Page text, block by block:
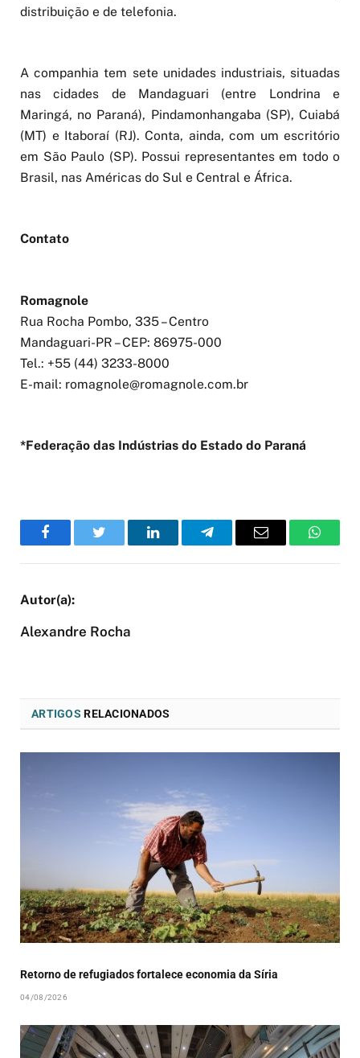
distribuição e de telefonia.
A companhia tem sete unidades industriais, situadas
nas cidades de Mandaguari (entre Londrina e
Maringá, no Paraná), Pindamonhangaba (SP), Cuiabá
(MT) e Itaboraí (RJ). Conta, ainda, com um escritório
em São Paulo (SP). Possui representantes em todo o
Brasil, nas Américas do Sul e Central e África.
Contato
Romagnole
Rua Rocha Pombo, 335 – Centro
Mandaguari-PR – CEP: 86975-000
Tel.: +55 (44) 3233-8000
E-mail: romagnole@romagnole.com.br
*Federação das Indústrias do Estado do Paraná
FacebookTwitter LinkedInTelegramEmail
Alexandre Rocha
ARTIGOS RELACIONADOS
Retorno de refugiados fortalece economia da Síria
04/08/2026